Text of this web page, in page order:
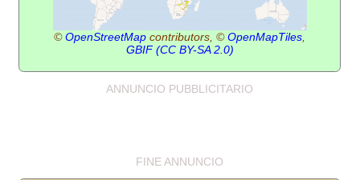
©OpenStreetMap contributors, ©OpenMapTiles
GBIF (CC BY-SA 2.0)
ANNUNCIO PUBBLICITARIO
FINE ANNUNCIO